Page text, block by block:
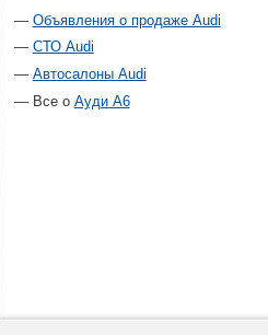
Объявления о продаже Audi
СТО Audi
Автосалоны Audi
Все о Ауди А6